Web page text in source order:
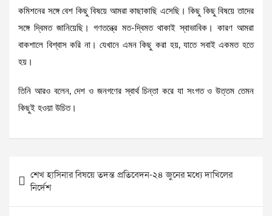
কমিশনের সঙ্গে বেশ কিছু বিষয়ে আমরা কাছাকাছি এসেছি। কিছু কিছু বিষয়ে তাদের
সঙ্গে দ্বিমত জানিয়েছি। গণতন্ত্রে মত-দ্বিমত থাকাই স্বাভাবিক। কারণ আমরা
বাকশালে বিশ্বাস করি না। যেখানে এমন কিছু করা হয়, যাতে সবাই একমত হতে
হয়।
তিনি আরও বলেন, দেশ ও জনগণের স্বার্থ চিন্তা করে যা সংগত ও উত্তম তেমন
কিছুই হওয়া উচিত।
navigation
শেখ হাসিনার বিষয়ে তদন্ত প্রতিবেদন-২৪ জুনের মধ্যে দাখিলের
নির্দেশ